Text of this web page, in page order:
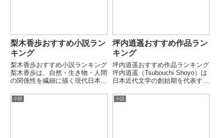
梨木香歩おすすめ小説ラン
キング
梨木香歩おすすめ小説ランキング
梨木香歩は、自然・生き物・人間
の関係性を繊細に描く現代日本文
実が溶け合う静かな物語世界と、
生命観に根ざした叙情性が特徴で
坪内逍遥おすすめ作品ラン
キング
坪内逍遥おすすめ作品ランキング
坪内逍遥（Tsubouchi Shoyo）は
日本近代文学の創始期を代表する
説神髄」を通じて、日本小説の近
代化に決定的な影響を与えまし
小説 小説